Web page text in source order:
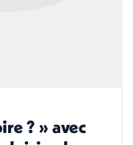
? » avec